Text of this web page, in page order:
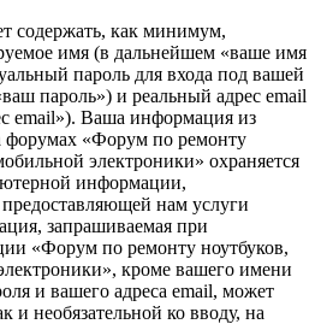
содержать, как минимум,
имя (в дальнейшем «ваше имя
пароль для входа под вашей
пароль») и реальный адрес email
email»). Ваша информация из
форумах «Форум по ремонту
электроники» охраняется
информации,
нам услуги
запрашиваемая при
«Форум по ремонту ноутбуков,
кроме вашего имени
и вашего адреса email, может
и необязательной ко вводу, на